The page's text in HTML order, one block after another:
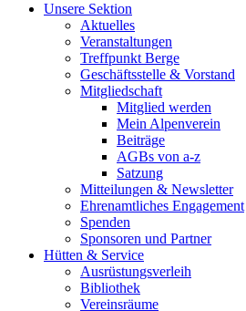
Unsere Sektion
Aktuelles
Veranstaltungen
Treffpunkt Berge
Geschäftsstelle & Vorstand
Mitgliedschaft
Mitglied werden
Mein Alpenverein
Beiträge
AGBs von a-z
Satzung
Mitteilungen & Newsletter
Ehrenamtliches Engagement
Spenden
Sponsoren und Partner
Hütten & Service
Ausrüstungsverleih
Bibliothek
Vereinsräume